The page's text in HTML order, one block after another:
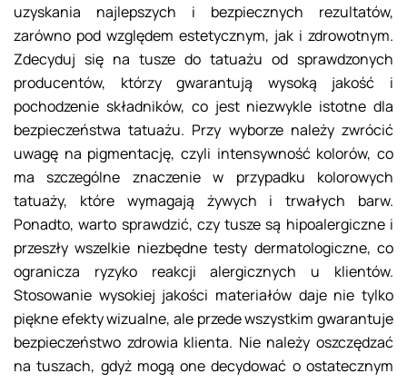
uzyskania najlepszych i bezpiecznych rezultatów,
zarówno pod względem estetycznym, jak i zdrowotnym.
Zdecyduj się na tusze do tatuażu od sprawdzonych
producentów, którzy gwarantują wysoką jakość i
pochodzenie składników, co jest niezwykle istotne dla
bezpieczeństwa tatuażu. Przy wyborze należy zwrócić
uwagę na pigmentację, czyli intensywność kolorów, co
ma szczególne znaczenie w przypadku kolorowych
tatuaży, które wymagają żywych i trwałych barw.
Ponadto, warto sprawdzić, czy tusze są hipoalergiczne i
przeszły wszelkie niezbędne testy dermatologiczne, co
ogranicza ryzyko reakcji alergicznych u klientów.
Stosowanie wysokiej jakości materiałów daje nie tylko
piękne efekty wizualne, ale przede wszystkim gwarantuje
bezpieczeństwo zdrowia klienta. Nie należy oszczędzać
na tuszach, gdyż mogą one decydować o ostatecznym